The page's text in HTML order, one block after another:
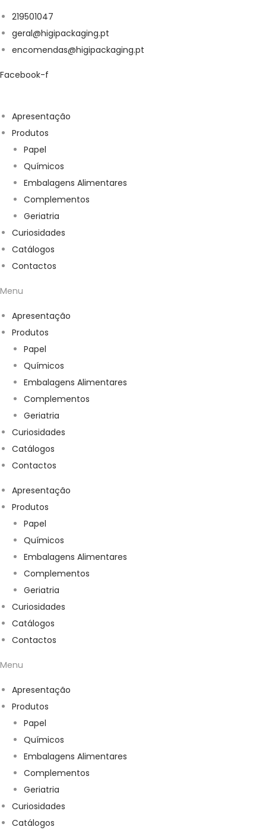
219501047
geral@higipackaging.pt
encomendas@higipackaging.pt
Facebook-f
Apresentação
Produtos
Papel
Químicos
Embalagens Alimentares
Complementos
Geriatria
Curiosidades
Catálogos
Contactos
Menu
Apresentação
Produtos
Papel
Químicos
Embalagens Alimentares
Complementos
Geriatria
Curiosidades
Catálogos
Contactos
Apresentação
Produtos
Papel
Químicos
Embalagens Alimentares
Complementos
Geriatria
Curiosidades
Catálogos
Contactos
Menu
Apresentação
Produtos
Papel
Químicos
Embalagens Alimentares
Complementos
Geriatria
Curiosidades
Catálogos